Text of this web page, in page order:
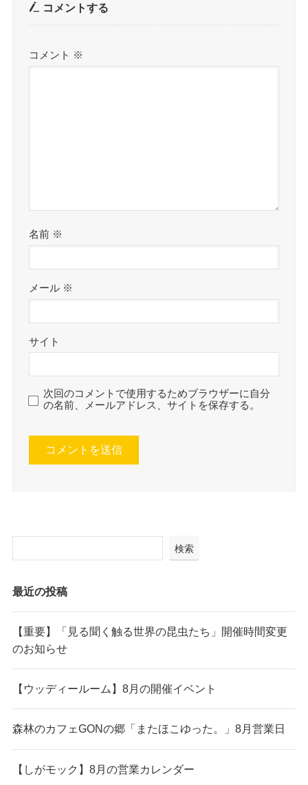
コメントする
コメント ※
名前 ※
メール ※
サイト
次回のコメントで使用するためブラウザーに自分
の名前、メールアドレス、サイトを保存する。
検索
最近の投稿
【重要】「見る聞く触る世界の昆虫たち」開催時間変更
のお知らせ
【ウッディールーム】8月の開催イベント
森林のカフェGONの郷「またほこゆった。」8月営業日
【しがモック】8月の営業カレンダー